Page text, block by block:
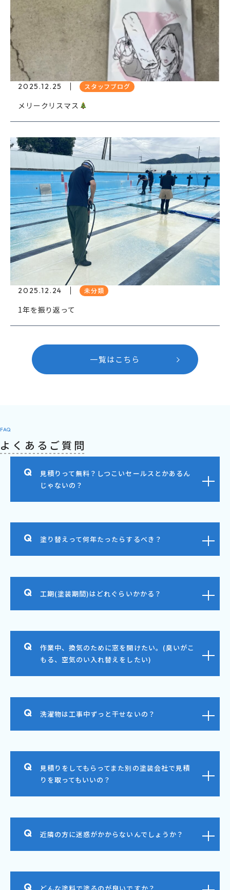
2025.12.25 スタッフブログ
メリークリスマス
2025.12.24 未分類
1年を振り返って
一覧はこちら
FAQ
よくあるご質問
見積りって無料？しつこいセールスとかあるん
じゃないの？
塗り替えって何年たったらするべき？
工期(塗装期間)はどれぐらいかかる？
作業中、換気のために窓を開けたい。(臭いがこ
もる、空気のい入れ替えをしたい)
洗濯物は工事中ずっと干せないの？
見積りをしてもらってまた別の塗装会社で見積
りを取ってもいいの？
近隣の方に迷惑がかからないんでしょうか？